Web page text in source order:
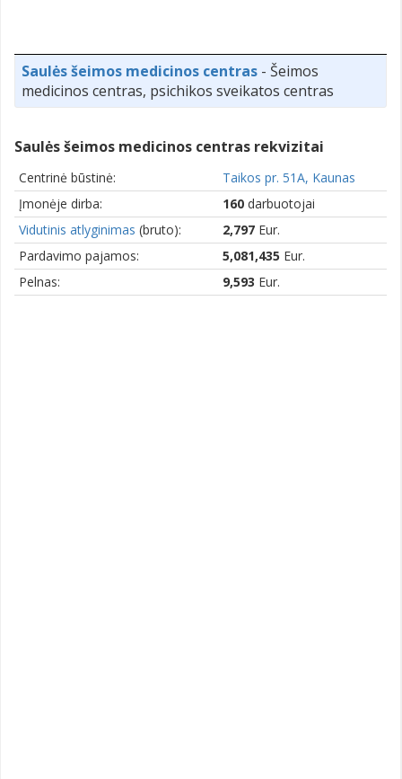
Saulės šeimos medicinos centras - Šeimos
medicinos centras, psichikos sveikatos centras
Saulės šeimos medicinos centras rekvizitai
Centrinė būstinė:
Taikos pr. 51A, Kaunas
Įmonėje dirba:
160 darbuotojai
Vidutinis atlyginimas (bruto): 2,797 Eur.
Pardavimo pajamos:
5,081,435 Eur.
Pelnas:
9,593 Eur.